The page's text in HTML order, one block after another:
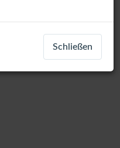
Schließen